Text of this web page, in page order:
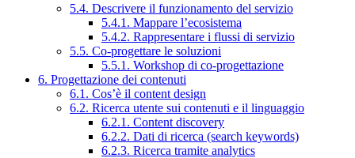
5.4. Descrivere il funzionamento del servizio
5.4.1. Mappare l’ecosistema
5.4.2. Rappresentare i flussi di servizio
5.5. Co-progettare le soluzioni
5.5.1. Workshop di co-progettazione
6. Progettazione dei contenuti
6.1. Cos’è il content design
6.2. Ricerca utente sui contenuti e il linguaggio
6.2.1. Content discovery
6.2.2. Dati di ricerca (search keywords)
6.2.3. Ricerca tramite analytics